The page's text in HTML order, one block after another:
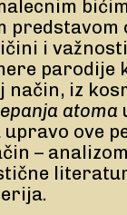
predstavom
i
parodije
način, iz
atoma
ove
–